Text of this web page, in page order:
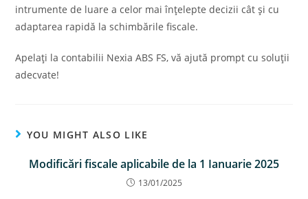
intrumente de luare a celor mai înţelepte decizii cât şi cu
adaptarea rapidă la schimbările fiscale.
Apelaţi la contabilii Nexia ABS FS, vă ajută prompt cu soluţii
adecvate!
YOU MIGHT ALSO LIKE
Modificări fiscale aplicabile de la 1 Ianuarie 2025
13/01/2025